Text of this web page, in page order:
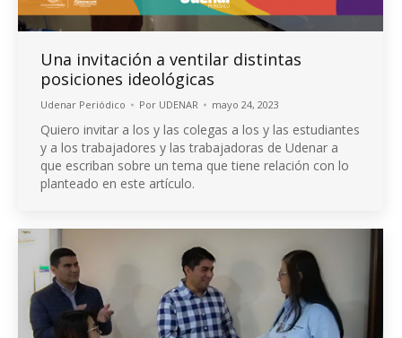
Una invitación a ventilar distintas
posiciones ideológicas
Udenar Periódico Por UDENAR mayo 24, 2023
Quiero invitar a los y las colegas a los y las estudiantes
y a los trabajadores y las trabajadoras de Udenar a
que escriban sobre un tema que tiene relación con lo
planteado en este artículo.